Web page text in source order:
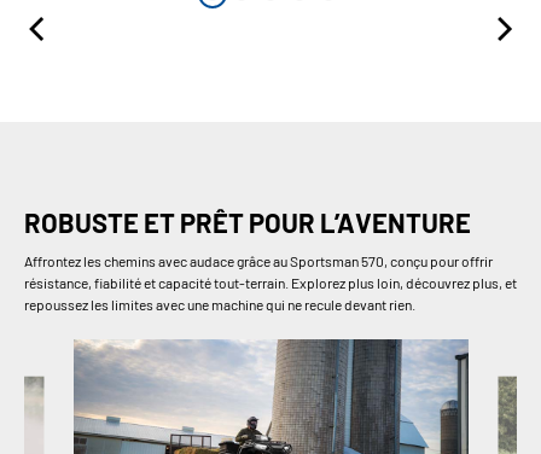
ROBUSTE ET PRÊT POUR L’AVENTURE
Affrontez les chemins avec audace grâce au Sportsman 570, conçu pour offrir
résistance, fiabilité et capacité tout-terrain. Explorez plus loin, découvrez plus, et
repoussez les limites avec une machine qui ne recule devant rien.